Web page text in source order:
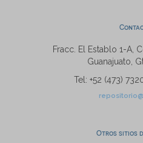
Fracc. El Establo 1-A,
Guanajuato,
Tel: +52 (473)
Otros sitios